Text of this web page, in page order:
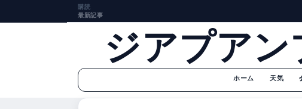
購読
最新記事
ジアプア
ホーム 天気